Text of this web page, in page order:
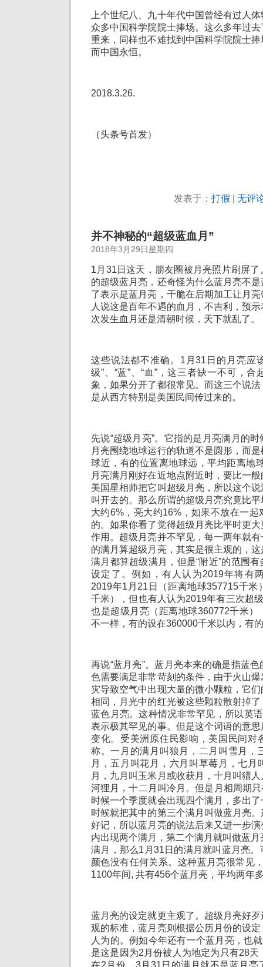
上个世纪八、九十年代中国曾经有过人
众多中国科学院院士捧场。这么多年过
重来，同样也不难找到中国科学院院士
而中国永恒。
2018.3.26.
（头条号首发）
发表于： 打假 无评
并不神秘的“超级蓝血月”
2018年3月29日星期四
1月31日这天，朋友圈被月亮照片刷屏
的超级蓝月亮，还奇怪为什么蓝月亮不
了表示是蓝月亮，干脆在后期加工让月
人说这是百年不遇的血月，不吉利，预
次发生血月还是清朝时候，天下就乱了。
这些说法都不准确。1月31日的月亮应
级”、“蓝”、“血”，这三者缺一不可，
象，如果分开了都很常见。而这三个说
是从西方特别是美国民间传过来的。
先说“超级月亮”。它指的是月亮满月的
月亮围绕地球运行的轨道不是圆形，而
球近，有的位置离地球远，平均距离地
月亮满月刚好在近地点附近时，要比一
美国星相师把它叫超级月亮，所以这个
叫开去的。那么所谓的超级月亮究竟比
大约6%，亮大约16%，如果不放在一起
的。如果你看了觉得超级月亮比平时更
作用。超级月亮并不罕见，每一两年就
的满月算超级月亮，其实是很主观的，
满月都算超级满月，但是“附近”的范围
设定了。例如，有人认为2019年将有
2019年1月21日（距离地球357715千米
千米），但也有人认为2019年有三次超
也是超级月亮（距离地球360772千米）
不一样，有的设在360000千米以内，有
再说“蓝月亮”。蓝月亮本来的确是指蓝
色需要满足非常苛刻的条件，由于火山
灾导致空气中出现大量的微小颗粒，它
相同，月光中的红光被这些颗粒散射掉
蓝色月亮。这种情况非常罕见，所以英
表示极其罕见的事。但是这个词语的意
变化。受美洲原住民影响，美国民间对
称。一月的满月叫狼月，二月叫雪月，
月，五月叫花月，六月叫草莓月，七月
月，九月叫玉米月或收获月，十月叫猎
河狸月，十二月叫冷月。但是月相周期
时候一个季度就会出现四个满月，多出
时候就把其中的第三个满月叫做蓝月亮
好记，所以蓝月亮的说法后来又进一步
内出现两个满月，第二个满月就叫做蓝
满月，那么1月31日的满月就叫蓝月亮
颜色没有任何关系。这种蓝月亮很常见
1100年间, 共有456个蓝月亮，平均两年
蓝月亮的设定就更主观了。超级月亮好
观的标准，蓝月亮则根据公历月份的设
人为的。例如今年还有一个蓝月亮，也
是这是因为2月份被人为地定为只有28
在2月份，3月31日的满月就不是蓝月亮